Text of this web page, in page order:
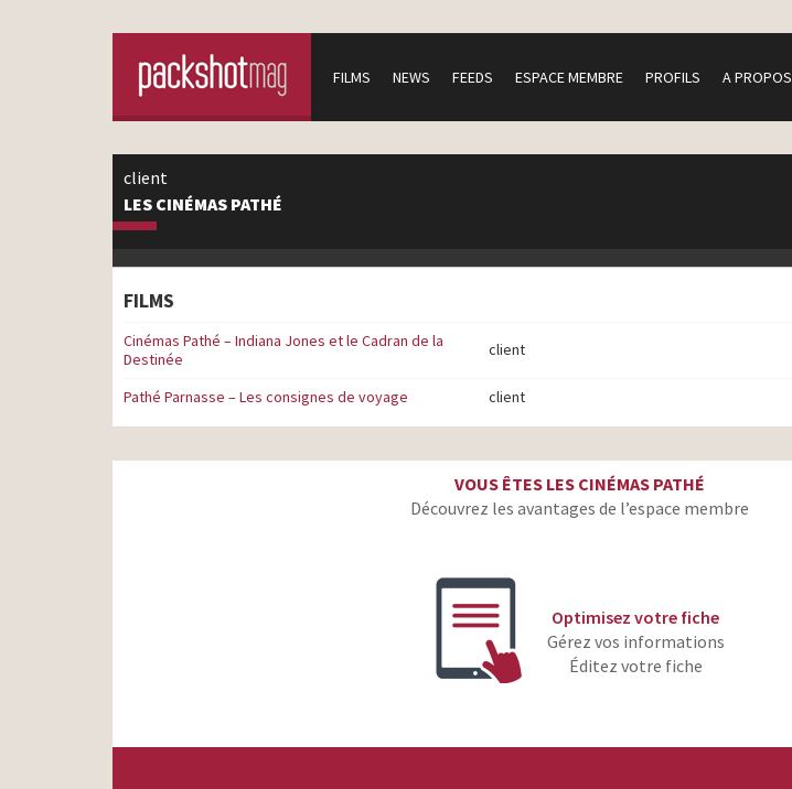
FILMS NEWS FEEDS ESPACE MEMBRE PROFILS A PROPOS
client
LES CINÉMAS PATHÉ
FILMS
Cinémas Pathé – Indiana Jones et le Cadran de la
Destinée
client
Pathé Parnasse – Les consignes de voyage client
VOUS ÊTES LES CINÉMAS PATHÉ
Découvrez les avantages de l’espace membre
Optimisez votre fiche
Gérez vos informations
Éditez votre fiche